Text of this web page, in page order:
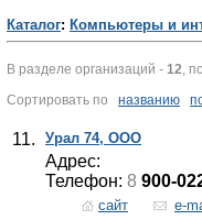
Каталог: Компьютеры и
В разделе организаций - 12 ,
Сортировать по названию
11. Урал 74, ООО
Адрес:
Телефон: 8 900-
сайт e-